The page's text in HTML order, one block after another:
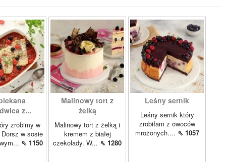
z...
zrobimy w
w sosie
⇖ 1150
Malinowy tort z
żelką
Malinowy tort z żelką i
kremem z białej
czekolady. W... ⇖ 1280
Leśny sernik
Leśny sernik który
zrobiłam z owoców
mrożonych.... ⇖ 1057